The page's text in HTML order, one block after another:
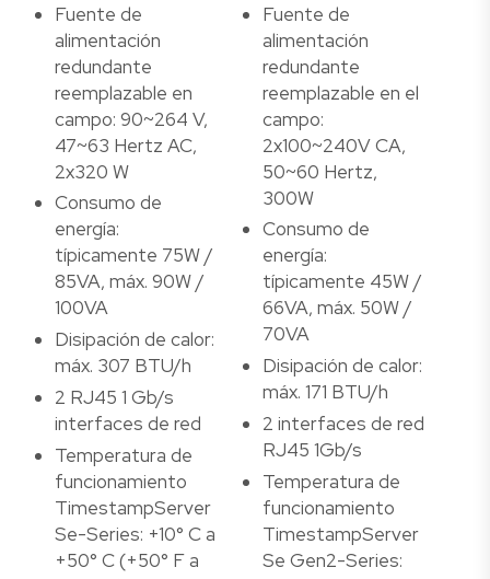
Fuente de
alimentación
redundante
reemplazable en
campo: 90~264 V,
47~63 Hertz AC,
2x320 W
Consumo de
energía:
típicamente 75W /
85VA, máx. 90W /
100VA
Disipación de calor:
máx. 307 BTU/h
2 RJ45 1 Gb/s
interfaces de red
Temperatura de
funcionamiento
TimestampServer
Se-Series: +10° C a
+50° C (+50° F a
Fuente de
alimentación
redundante
reemplazable en el
campo:
2x100~240V CA,
50~60 Hertz,
300W
Consumo de
energía:
típicamente 45W /
66VA, máx. 50W /
70VA
Disipación de calor:
máx. 171 BTU/h
2 interfaces de red
RJ45 1Gb/s
Temperatura de
funcionamiento
TimestampServer
Se Gen2-Series: